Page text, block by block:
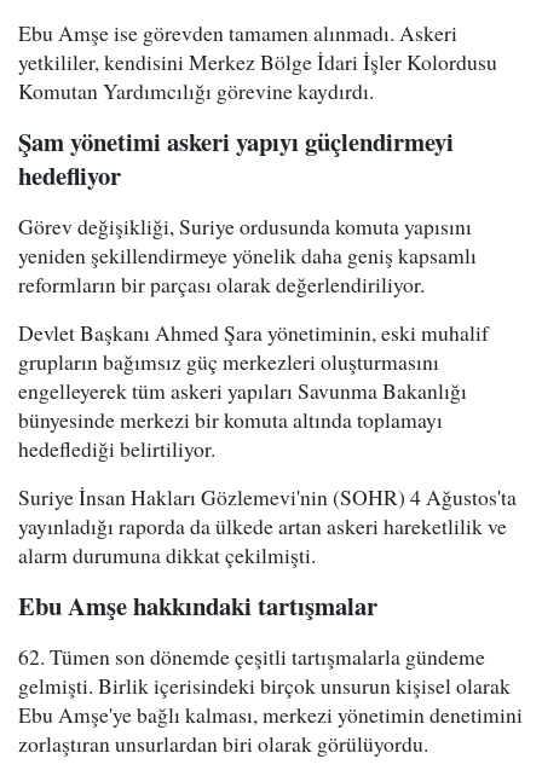
Ebu Amşe ise görevden tamamen alınmadı. Askeri
yetkililer, kendisini Merkez Bölge İdari İşler Kolordusu
Komutan Yardımcılığı görevine kaydırdı.
Şam yönetimi askeri yapıyı güçlendirmeyi
hedefliyor
Görev değişikliği, Suriye ordusunda komuta yapısını
yeniden şekillendirmeye yönelik daha geniş kapsamlı
reformların bir parçası olarak değerlendiriliyor.
Devlet Başkanı Ahmed Şara yönetiminin, eski muhalif
grupların bağımsız güç merkezleri oluşturmasını
engelleyerek tüm askeri yapıları Savunma Bakanlığı
bünyesinde merkezi bir komuta altında toplamayı
hedeflediği belirtiliyor.
Suriye İnsan Hakları Gözlemevi'nin (SOHR) 4 Ağustos'ta
yayınladığı raporda da ülkede artan askeri hareketlilik ve
alarm durumuna dikkat çekilmişti.
Ebu Amşe hakkındaki tartışmalar
62. Tümen son dönemde çeşitli tartışmalarla gündeme
gelmişti. Birlik içerisindeki birçok unsurun kişisel olarak
Ebu Amşe'ye bağlı kalması, merkezi yönetimin denetimini
zorlaştıran unsurlardan biri olarak görülüyordu.